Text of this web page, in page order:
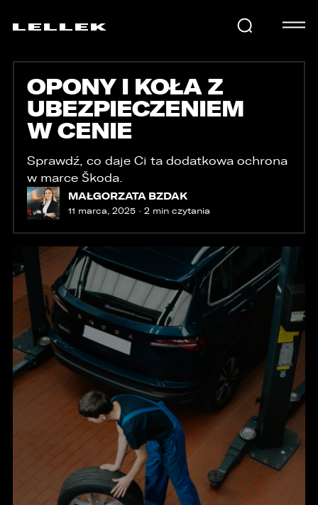
SAMOCHODY
USŁUGI
AKTUALNOŚCI
KARIERA
KONTAKT
E-LELLEK
OPONY I KOŁA Z
UBEZPIECZENIEM
W CENIE
Sprawdź, co daje Ci ta dodatkowa ochrona
w marce Škoda.
MAŁGORZATA BZDAK
11 marca, 2025 · 2 min czytania